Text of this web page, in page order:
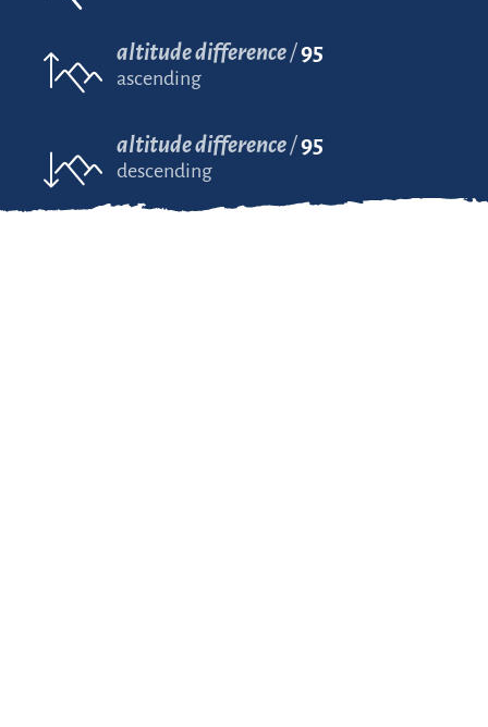
altitude difference 95
ascending
altitude difference 95
descending